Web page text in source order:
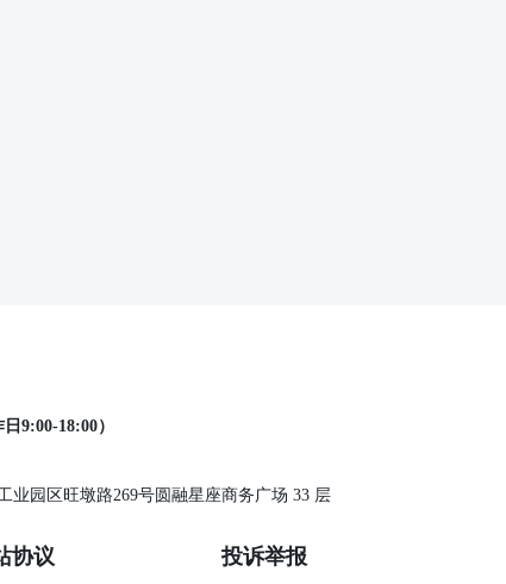
日9:00-18:00）
业园区旺墩路269号圆融星座商务广场 33 层
协议 投诉举报